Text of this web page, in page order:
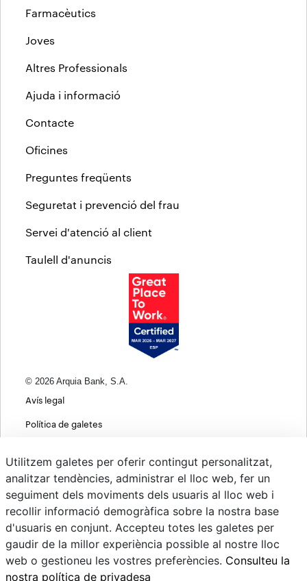
Farmacèutics
Joves
Altres Professionals
Ajuda i informació
Contacte
Oficines
Preguntes freqüents
Seguretat i prevenció del frau
Servei d'atenció al client
Taulell d'anuncis
© 2026 Arquia Bank, S.A.
Avís legal
Política de galetes
Política de privacitat web
MIFID
Polítiques ASG
Psd22
Canvi de Divises
Utilitzem galetes per oferir contingut personalitzat,
analitzar tendències, administrar el lloc web, fer un
seguiment dels moviments dels usuaris al lloc web i
recollir informació demogràfica sobre la nostra base
d'usuaris en conjunt. Accepteu totes les galetes per
gaudir de la millor experiència possible al nostre lloc
web o gestioneu les vostres preferències. Consulteu la
nostra política de privadesa